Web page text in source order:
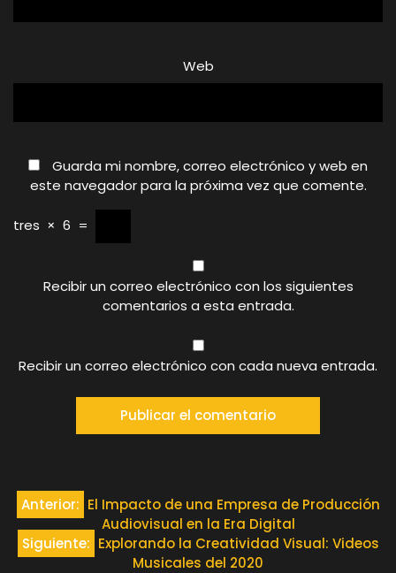
Web
Guarda mi nombre, correo electrónico y web en
este navegador para la próxima vez que comente.
tres × 6 =
Recibir un correo electrónico con los siguientes
comentarios a esta entrada.
Recibir un correo electrónico con cada nueva entrada.
Navegación
de
Anterior: El Impacto de una Empresa de Producción
Audiovisual en la Era Digital
Siguiente: Explorando la Creatividad Visual: Videos
Musicales del 2020